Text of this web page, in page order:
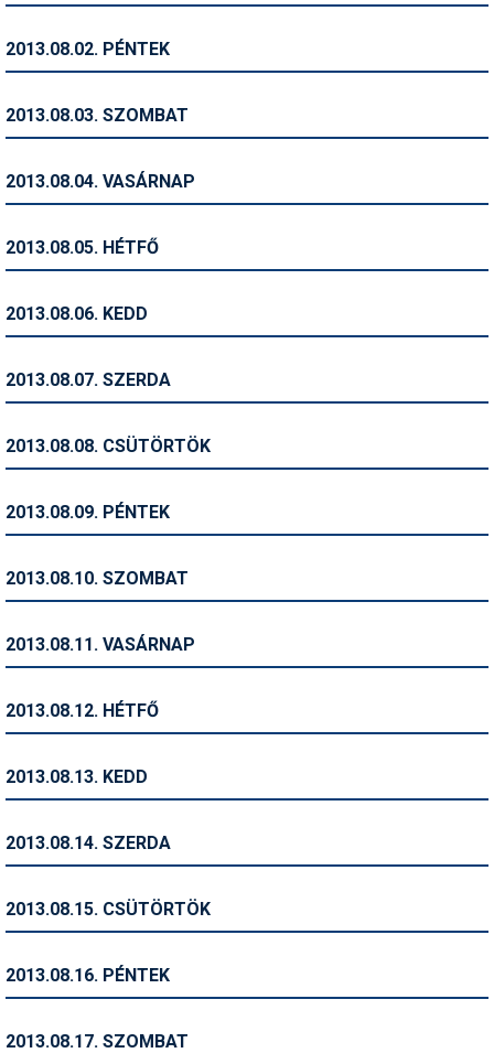
Ingatlan
Kerékpár
Magazinok
Pályázatok
Síbérletárak
Sífelszerelés
Símánia
Síszerviz
2013.08.02. PÉNTEK
2013.08.03. SZOMBAT
2013.08.04. VASÁRNAP
2013.08.05. HÉTFŐ
2013.08.06. KEDD
2013.08.07. SZERDA
2013.08.08. CSÜTÖRTÖK
2013.08.09. PÉNTEK
2013.08.10. SZOMBAT
2013.08.11. VASÁRNAP
2013.08.12. HÉTFŐ
2013.08.13. KEDD
2013.08.14. SZERDA
2013.08.15. CSÜTÖRTÖK
2013.08.16. PÉNTEK
2013.08.17. SZOMBAT